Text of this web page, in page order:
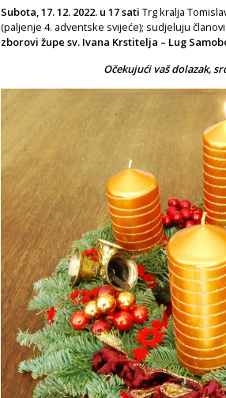
Subota, 17. 12. 2022. u 17 sati Trg kralja
(paljenje 4. adventske svijeće); sudjeluju
zborovi župe sv. Ivana Krstitelja – Lug
Očekujući vaš dolazak,